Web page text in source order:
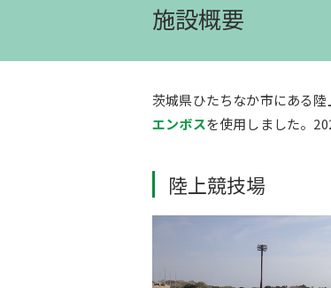
施設概要
茨城県ひたちなか市にある
エンボスを使用しました。
陸上競技場